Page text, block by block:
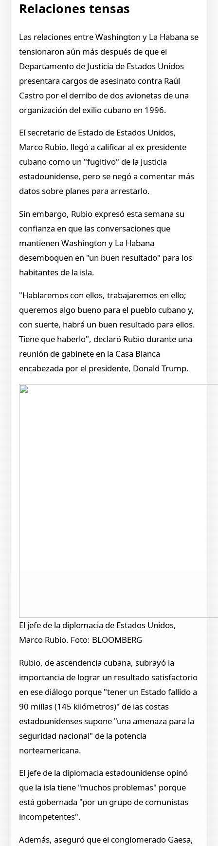
Relaciones tensas
Las relaciones entre Washington y La Habana se
tensionaron aún más después de que el
Departamento de Justicia de Estados Unidos
presentara cargos de asesinato contra Raúl
Castro por el derribo de dos avionetas de una
organización del exilio cubano en 1996.
El secretario de Estado de Estados Unidos,
Marco Rubio, llegó a calificar al ex presidente
cubano como un "fugitivo" de la Justicia
estadounidense, pero se negó a comentar más
datos sobre planes para arrestarlo.
Sin embargo, Rubio expresó esta semana su
confianza en que las conversaciones que
mantienen Washington y La Habana
desemboquen en "un buen resultado" para los
habitantes de la isla.
"Hablaremos con ellos, trabajaremos en ello;
queremos algo bueno para el pueblo cubano y,
con suerte, habrá un buen resultado para ellos.
Tiene que haberlo", declaró Rubio durante una
reunión de gabinete en la Casa Blanca
encabezada por el presidente, Donald Trump.
El jefe de la diplomacia de Estados Unidos,
Marco Rubio. Foto: BLOOMBERG
Rubio, de ascendencia cubana, subrayó la
importancia de lograr un resultado satisfactorio
en ese diálogo porque "tener un Estado fallido a
90 millas (145 kilómetros)" de las costas
estadounidenses supone "una amenaza para la
seguridad nacional" de la potencia
norteamericana.
El jefe de la diplomacia estadounidense opinó
que la isla tiene "muchos problemas" porque
está gobernada "por un grupo de comunistas
incompetentes".
Además, aseguró que el conglomerado Gaesa,